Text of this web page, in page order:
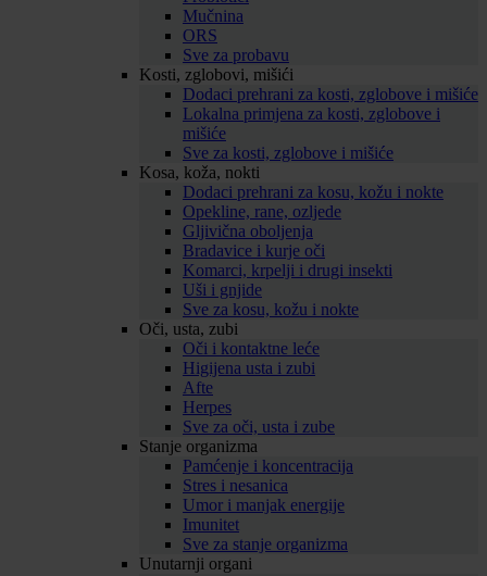
Mučnina
ORS
Sve za probavu
Kosti, zglobovi, mišići
Dodaci prehrani za kosti, zglobove i mišiće
Lokalna primjena za kosti, zglobove i
mišiće
Sve za kosti, zglobove i mišiće
Kosa, koža, nokti
Dodaci prehrani za kosu, kožu i nokte
Opekline, rane, ozljede
Gljivična oboljenja
Bradavice i kurje oči
Komarci, krpelji i drugi insekti
Uši i gnjide
Sve za kosu, kožu i nokte
Oči, usta, zubi
Oči i kontaktne leće
Higijena usta i zubi
Afte
Herpes
Sve za oči, usta i zube
Stanje organizma
Pamćenje i koncentracija
Stres i nesanica
Umor i manjak energije
Imunitet
Sve za stanje organizma
Unutarnji organi